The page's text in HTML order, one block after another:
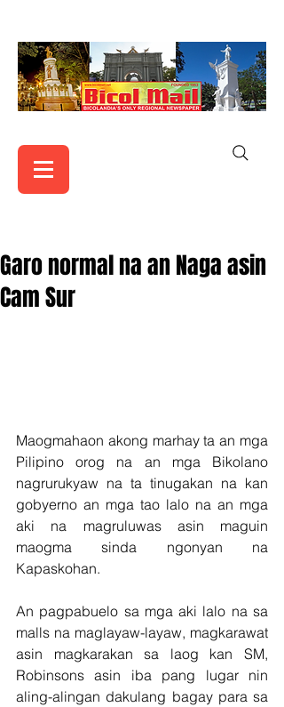
Garo normal na an Naga asin
Cam Sur
Maogmahaon akong marhay ta an mga
Pilipino orog na an mga Bikolano
nagrurukyaw na ta tinugakan na kan
gobyerno an mga tao lalo na an mga
aki na magruluwas asin maguin
maogma sinda ngonyan na
Kapaskohan.
An pagpabuelo sa mga aki lalo na sa
malls na maglayaw-layaw, magkarawat
asin magkarakan sa laog kan SM,
Robinsons asin iba pang lugar nin
aling-alingan dakulang bagay para sa